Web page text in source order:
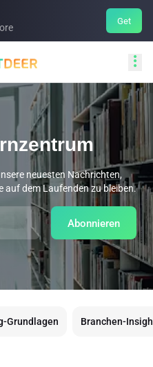
Get

neuesten Nachrichten,
auf dem Laufenden zu bleiben.
Abonnieren
Grundlagen Branchen-